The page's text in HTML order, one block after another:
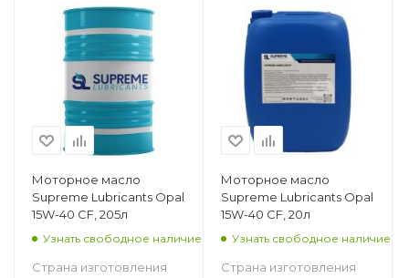
Моторное масло
Supreme Lubricants Opal
15W-40 СF, 205л
Узнать свободное наличие
Страна изготовления
Моторное масло
Supreme Lubricants Opal
15W-40 СF, 20л
Узнать свободное наличие
Страна изготовления